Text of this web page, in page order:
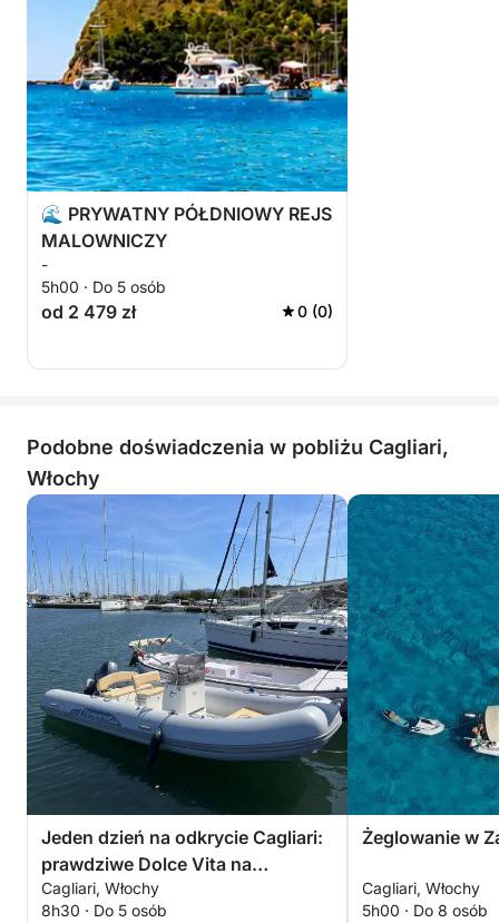
💎 Prywatne i ekskluzywne doświadczenie
⚓ Ograniczona dostępność każdego dnia
Specjalna cena 399 € za łódź
⚠️ Tylko 3 wycieczki dziennie
🌊 PRYWATNY PÓŁDNIOWY REJS
MALOWNICZY
-
5h00 · Do 5 osób
od 2 479 zł 0 (0)
Podobne doświadczenia w pobliżu Cagliari,
Włochy
Jeden dzień na odkrycie Cagliari:
prawdziwe Dolce Vita na
motorówce
Cagliari, Włochy
8h30 · Do 5 osób
Żeglowanie w
Cagliari, Włochy
5h00 · Do 8 osób